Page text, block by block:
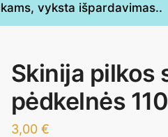
vyksta išpardavimas..
Skinija pilkos
pėdkelnės
3,00 €